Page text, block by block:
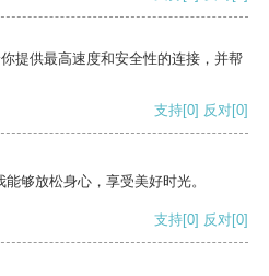
提供最高速度和安全性的连接，并帮
支持[0] 反对[0]
够放松身心，享受美好时光。
支持[0] 反对[0]